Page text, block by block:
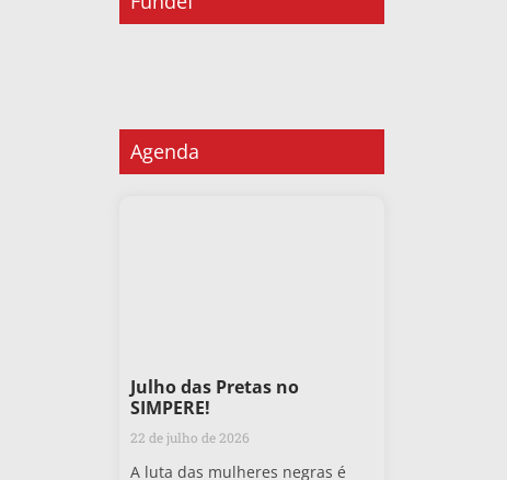
Agenda
Julho das Pretas no
SIMPERE!
22 de julho de 2026
A luta das mulheres negras é